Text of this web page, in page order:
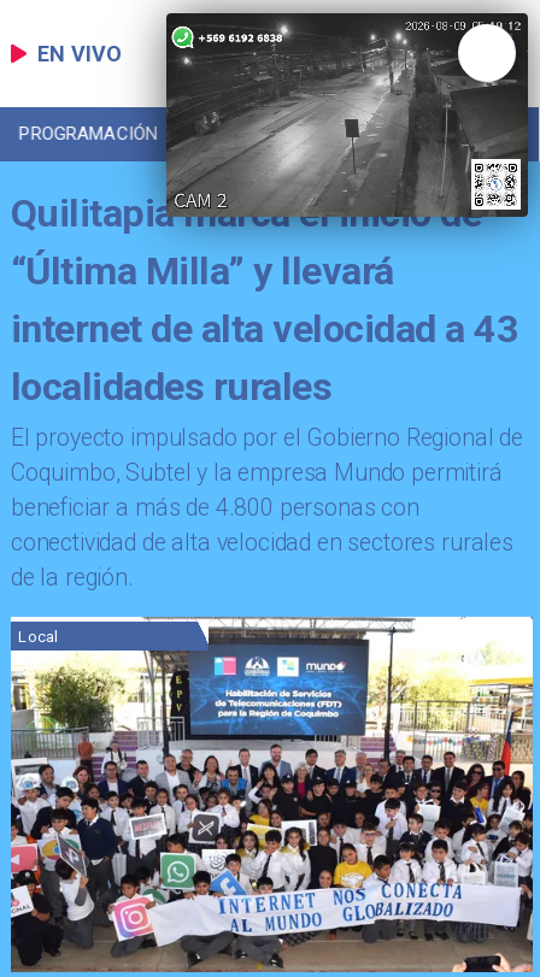
EN VIVO
PROGRAMACIÓN LOCAL DEPORTES
Quilitapia marca el inicio de
“Última Milla” y llevará
internet de alta velocidad a 43
localidades rurales
El proyecto impulsado por el Gobierno Regional de
Coquimbo, Subtel y la empresa Mundo permitirá
beneficiar a más de 4.800 personas con
conectividad de alta velocidad en sectores rurales
de la región.
Local